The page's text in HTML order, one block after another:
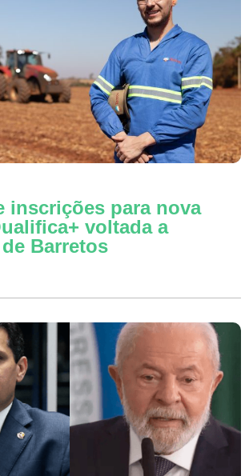
inscrições para nova
voltada a
Barretos